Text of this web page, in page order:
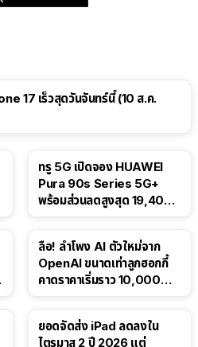
17 เร็วสุดวันจันทร์นี้ (10 ส.ค.
ทรู 5G เปิดจอง HUAWEI
Pura 90s Series 5G+
พร้อมส่วนลดสูงสุด 19,400
ลือ! ลำโพง AI ตัวใหม่จาก
OpenAI ขนาดเท่าลูกฮอกกี้
คาดราคาเริ่มราว 10,000
ยอดจัดส่ง iPad ลดลงใน
ไตรมาส 2 ปี 2026 แต่